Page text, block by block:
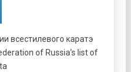
всестилевого каратэ
of Russia’s list of